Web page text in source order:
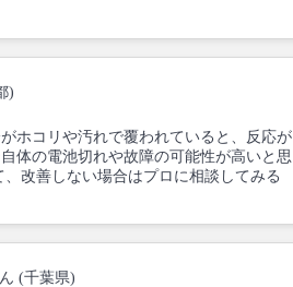
)
ホコリや汚れで覆われていると、反応が
体の電池切れや故障の可能性が高いと思
改善しない場合はプロに相談してみる
(千葉県)